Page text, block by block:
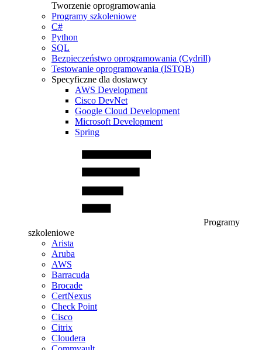
Tworzenie oprogramowania
Programy szkoleniowe
C#
Python
SQL
Bezpieczeństwo oprogramowania (Cydrill)
Testowanie oprogramowania (ISTQB)
Specyficzne dla dostawcy
AWS Development
Cisco DevNet
Google Cloud Development
Microsoft Development
Spring
Programy
szkoleniowe
Arista
Aruba
AWS
Barracuda
Brocade
CertNexus
Check Point
Cisco
Citrix
Cloudera